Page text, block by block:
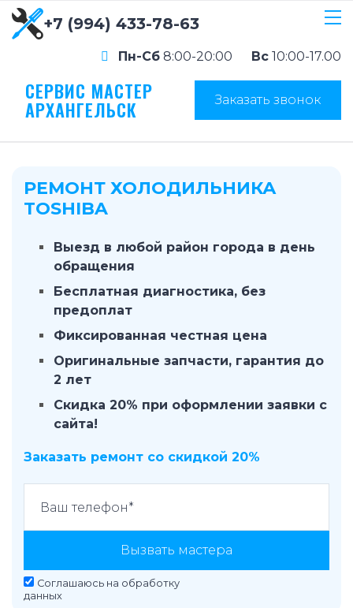
+7 (994) 433-78-63
Пн-Сб 8:00-20:00 Вс 10:00-17.00
СЕРВИС МАСТЕР
АРХАНГЕЛЬСК Заказать звонок
РЕМОНТ ХОЛОДИЛЬНИКА
TOSHIBA
Выезд в любой район города в день
обращения
Бесплатная диагностика, без
предоплат
Фиксированная честная цена
Оригинальные запчасти, гарантия до
2 лет
Скидка 20% при оформлении заявки с
сайта!
Заказать ремонт со скидкой 20%
Вызвать мастера
Соглашаюсь на обработку
данных